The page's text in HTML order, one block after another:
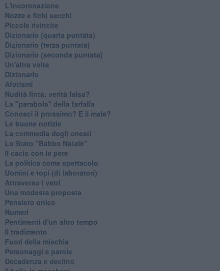
L'incoronazione
Nozze e fichi secchi
Piccole rivincite
​Dizionario (quarta puntata)
​Dizionario (terza puntata)
​Dizionario (seconda puntata)
Un'altra volta
Dizionario
Aforismi
Nudità finta: verità falsa?
La "parabola" della farfalla
Conosci il prossimo? E il male?
Le buone notizie
La commedia degli onesti
Lo Stato "Babbo Natale"
Il cacio con le pere
La politica come spettacolo
Uomini e topi (di laboratori)
Attraverso i vetri
Una modesta proposta
Pensiero unico
Numeri
Pentimenti d'un altro tempo
Il tradimento
Fuori della mischia
Personaggi e parole
Decadenza e declino